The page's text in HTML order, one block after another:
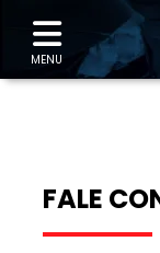
MENU
FALE